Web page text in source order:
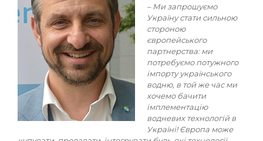
– Ми запрошуємо
Україну стати сильною
стороною
європейського
партнерства: ми
потребуємо потужного
імпорту українського
водню, в той же час ми
хочемо бачити
імплементацію
водневих технологій в
Україні! Європа може